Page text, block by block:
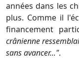
années dans les
plus. Comme il
financement
crânienne
sans avancer...".